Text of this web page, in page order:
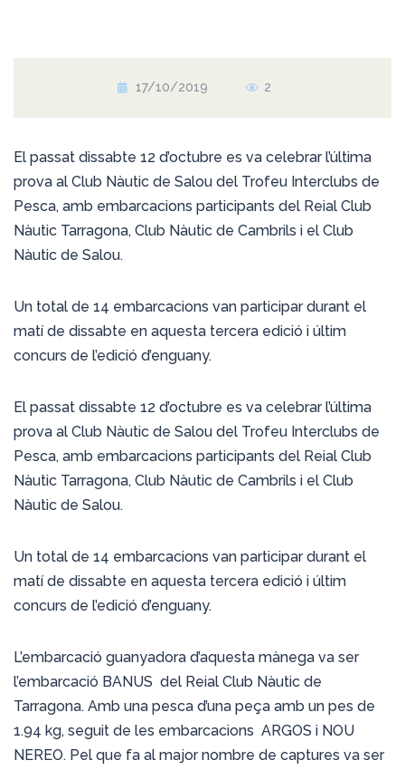
17/10/2019 2
El passat dissabte 12 d’octubre es va celebrar l’última
prova al Club Nàutic de Salou del Trofeu Interclubs de
Pesca, amb embarcacions participants del Reial Club
Nàutic Tarragona, Club Nàutic de Cambrils i el Club
Nàutic de Salou.
Un total de 14 embarcacions van participar durant el
matí de dissabte en aquesta tercera edició i últim
concurs de l’edició d’enguany.
El passat dissabte 12 d’octubre es va celebrar l’última
prova al Club Nàutic de Salou del Trofeu Interclubs de
Pesca, amb embarcacions participants del Reial Club
Nàutic Tarragona, Club Nàutic de Cambrils i el Club
Nàutic de Salou.
Un total de 14 embarcacions van participar durant el
matí de dissabte en aquesta tercera edició i últim
concurs de l’edició d’enguany.
L’embarcació guanyadora d’aquesta mànega va ser
l’embarcació BANUS del Reial Club Nàutic de
Tarragona. Amb una pesca d’una peça amb un pes de
1.94 kg, seguit de les embarcacions ARGOS i NOU
NEREO. Pel que fa al major nombre de captures va ser